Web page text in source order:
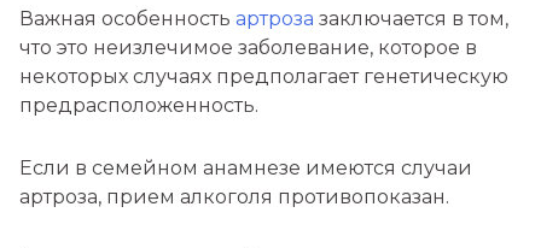
Важная особенность артроза заключается в том,
что это неизлечимое заболевание, которое в
некоторых случаях предполагает генетическую
предрасположенность.
Если в семейном анамнезе имеются случаи
артроза, прием алкоголя противопоказан.